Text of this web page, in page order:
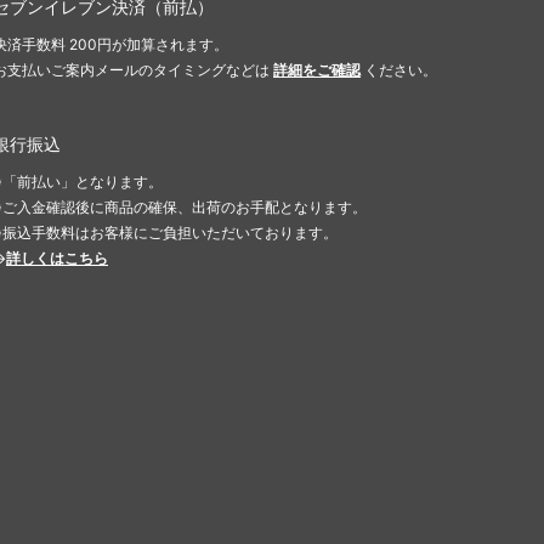
ブンイレブン決済（前払）
済手数料 200円が加算されます。
支払いご案内メールのタイミングなどは 詳細をご確認ください。
行振込
前払い」となります。
入金確認後に商品の確保、出荷のお手配となります。
込手数料はお客様にご負担いただいております。
詳しくはこちら